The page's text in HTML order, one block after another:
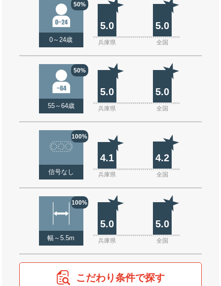
50%
0～24歳
5.0 5.0
兵庫県 全国
50%
55～64歳
5.0 5.0
兵庫県 全国
100%
信号なし
4.1 4.2
兵庫県 全国
100%
幅～5.5m
5.0 5.0
兵庫県 全国
こだわり条件で探す